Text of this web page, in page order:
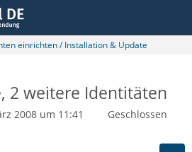
einrichten / Installation & Update
2 weitere Identitäten
2008 um 11:41
Geschlossen